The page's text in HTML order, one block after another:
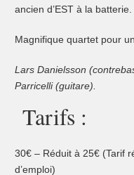
ancien d’EST à la batterie.
Magnifique quartet pour
Lars Danielsson
Parricelli (guitare)
Tarifs :
30€ – Réduit à 25€ (Tarif
d’emploi)